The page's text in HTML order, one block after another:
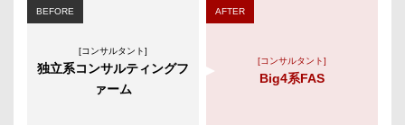
BEFORE
[コンサルタント]
独立系コンサルティングフ
ァーム
AFTER
[コンサルタント]
Big4系FAS